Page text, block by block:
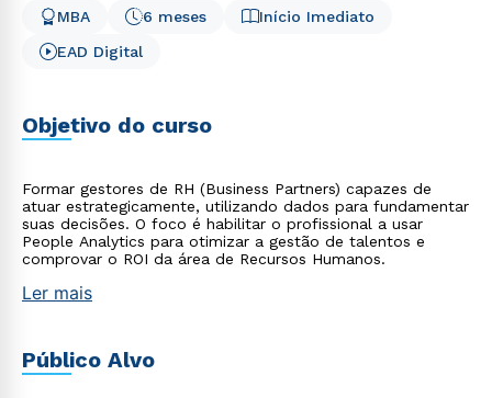
Início Imediato
6 meses
MBA
EAD Digital
Objetivo do curso
Formar gestores de RH (Business Partners) capazes de
atuar estrategicamente, utilizando dados para fundamentar
suas decisões. O foco é habilitar o profissional a usar
People Analytics para otimizar a gestão de talentos e
comprovar o ROI da área de Recursos Humanos.
Ler mais
Público Alvo